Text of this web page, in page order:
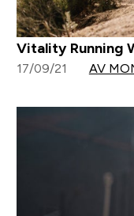
Vitality Running
17/09/21 AV